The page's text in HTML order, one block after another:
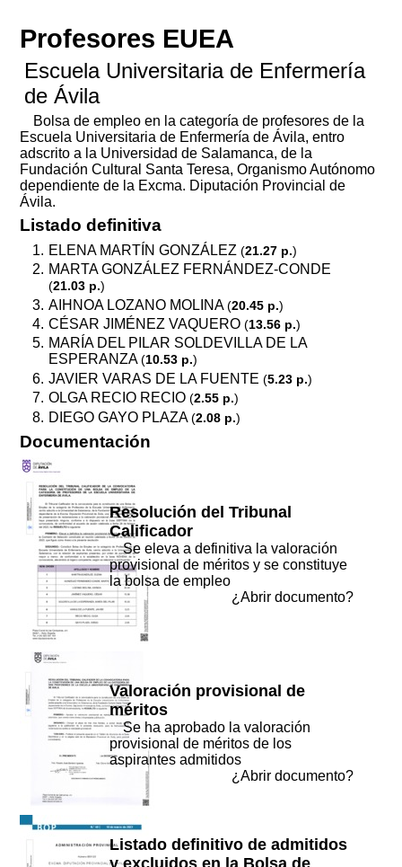
Profesores EUEA
Escuela Universitaria de Enfermería
de Ávila
Bolsa de empleo en la categoría de profesores de la
Escuela Universitaria de Enfermería de Ávila, entro
adscrito a la Universidad de Salamanca, de la
Fundación Cultural Santa Teresa, Organismo Autónomo
dependiente de la Excma. Diputación Provincial de
Ávila.
Listado definitiva
ELENA MARTÍN GONZÁLEZ(21.27 p.)
MARTA GONZÁLEZ FERNÁNDEZ-CONDE
(21.03 p.)
AIHNOA LOZANO MOLINA(20.45 p.)
CÉSAR JIMÉNEZ VAQUERO(13.56 p.)
MARÍA DEL PILAR SOLDEVILLA DE LA
ESPERANZA(10.53 p.)
JAVIER VARAS DE LA FUENTE(5.23 p.)
OLGA RECIO RECIO(2.55 p.)
DIEGO GAYO PLAZA(2.08 p.)
Documentación
Resolución del Tribunal
Calificador
Se eleva a definitiva la valoración
provisional de méritos y se constituye
la bolsa de empleo
¿Abrir documento?
Valoración provisional de
méritos
Se ha aprobado la valoración
provisional de méritos de los
aspirantes admitidos
¿Abrir documento?
Listado definitivo de admitidos
y excluidos en la Bolsa de